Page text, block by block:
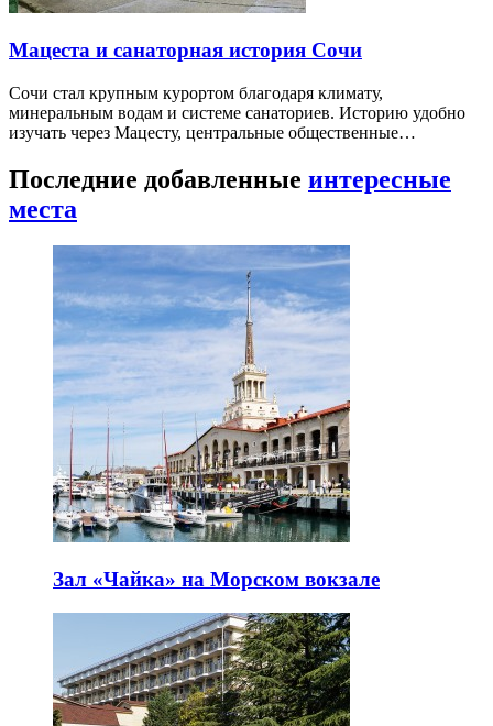
Мацеста и санаторная история Сочи
Сочи стал крупным курортом благодаря климату,
минеральным водам и системе санаториев. Историю удобно
изучать через Мацесту, центральные общественные…
Последние добавленные интересные
места
Зал «Чайка» на Морском вокзале